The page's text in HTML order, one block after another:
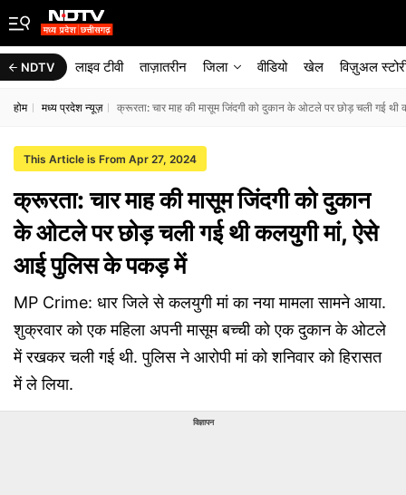
NDTV लाइव टीवी ताज़ातरीन जिला वीडियो खेल विज़ुअल
होम मध्य प्रदेश न्यूज़ क्रूरता: चार माह की मासूम जिंदगी को दुकान के ओटले पर छोड़ चली गई
This Article is From Apr 27, 2024
क्रूरता: चार माह की मासूम जिंदगी को दुकान
के ओटले पर छोड़ चली गई थी कलयुगी मां, ऐसे
आई पुलिस के पकड़ में
MP Crime: धार जिले से कलयुगी मां का नया मामला सामने आया.
शुक्रवार को एक महिला अपनी मासूम बच्ची को एक दुकान के ओटले
में रखकर चली गई थी. पुलिस ने आरोपी मां को शनिवार को हिरासत
में ले लिया.
विज्ञापन